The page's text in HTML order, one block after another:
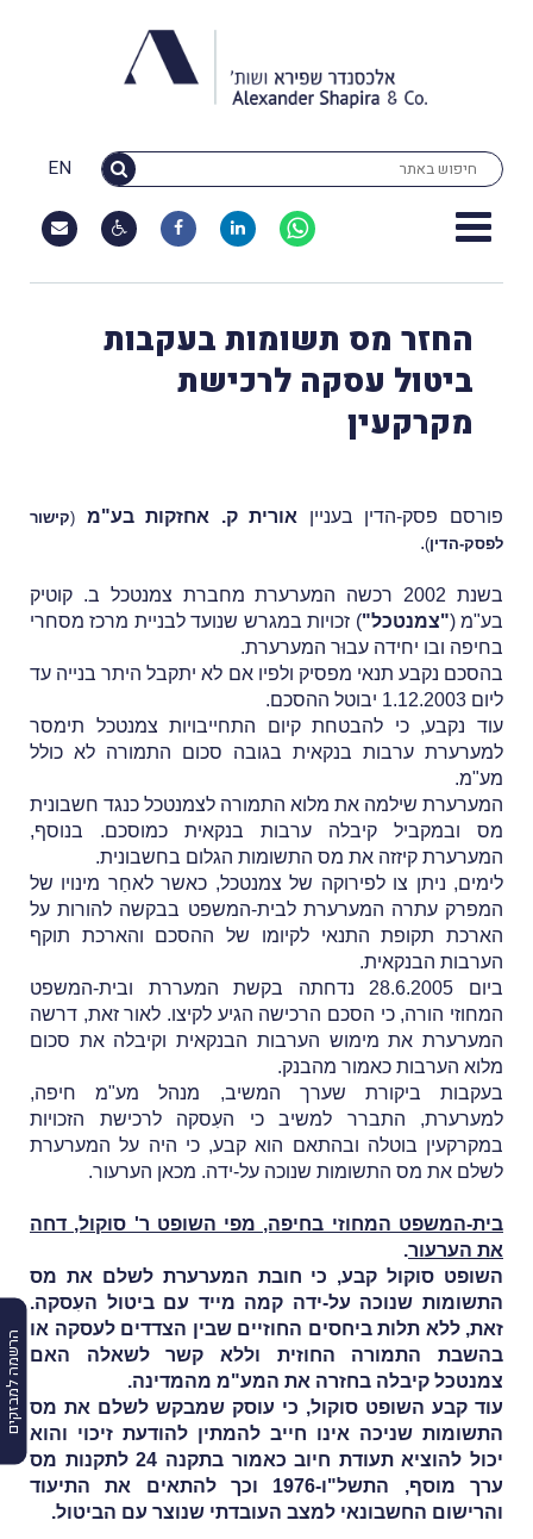
EN
הרשמה למבזקים
החזר מס תשומות בעקבות
ביטול עסקה לרכישת
מקרקעין
פורסם פסק-הדין בעניין אורית ק. אחזקות בע"מ (קישור
לפסק-הדין)
.
בשנת 2002 רכשה המערערת מחברת צמנטכל ב. קוטיק
בע"מ ("צמנטכל") זכויות במגרש שנועד לבניית מרכז מסחרי
בחיפה ובו יחידה עבוּר המערערת.
בהסכם נקבע תנאי מפסיק ולפיו אם לא יתקבל היתר בנייה עד
ליום 1.12.2003 יבוטל ההסכם.
עוד נקבע, כי להבטחת קיום התחייבויות צמנטכל תימסר
למערערת ערבות בנקאית בגובה סכום התמורה לא כולל
מע"מ.
המערערת שילמה את מלוא התמורה לצמנטכל כנגד חשבונית
מס ובמקביל קיבלה ערבות בנקאית כמוסכם. בנוסף,
המערערת קיזזה את מס התשומות הגלום בחשבונית.
לימים, ניתן צו לפירוקה של צמנטכל, כאשר לאחַר מינויו של
המפרק עתרה המערערת לבית-המשפט בבקשה להורות על
הארכת תקופת התנאי לקיומו של ההסכם והארכת תוקף
הערבות הבנקאית.
ביום 28.6.2005 נדחתה בקשת המעררת ובית-המשפט
המחוזי הורה, כי הסכם הרכישה הגיע לקיצו. לאור זאת, דרשה
המערערת את מימוש הערבות הבנקאית וקיבלה את סכום
מלוא הערבות כאמור מהבנק.
בעקבות ביקורת שערך המשיב, מנהל מע"מ חיפה,
למערערת, התברר למשיב כי העִסקה לרכישת הזכויות
במקרקעין בוטלה ובהתאם הוא קבע, כי היה על המערערת
לשלם את מס התשומות שנוכה על-ידה. מכאן הערעור.
בית-המשפט המחוזי בחיפה, מפי השופט ר' סוקול, דחה
את הערעור.
השופט סוקול קבע, כי חובת המערערת לשלם את מס
התשומות שנוכה על-ידה קמה מייד עם ביטול העִסקה.
זאת, ללא תלות ביחסים החוזיים שבין הצדדים לעסקה או
בהשבת התמורה החוזית וללא קשר לשאלה האם
צמנטכל קיבלה בחזרה את המע"מ מהמדינה.
עוד קבע השופט סוקול, כי עוסק שמבקש לשלם את מס
התשומות שניכה אינו חייב להמתין להודעת זיכוי והוא
יכול להוציא תעודת חיוב כאמור בתקנה 24 לתקנות מס
ערך מוסף, התשל"ו-1976 וכך להתאים את התיעוד
והרישום החשבונאי למצב העובדתי שנוצר עם הביטול.